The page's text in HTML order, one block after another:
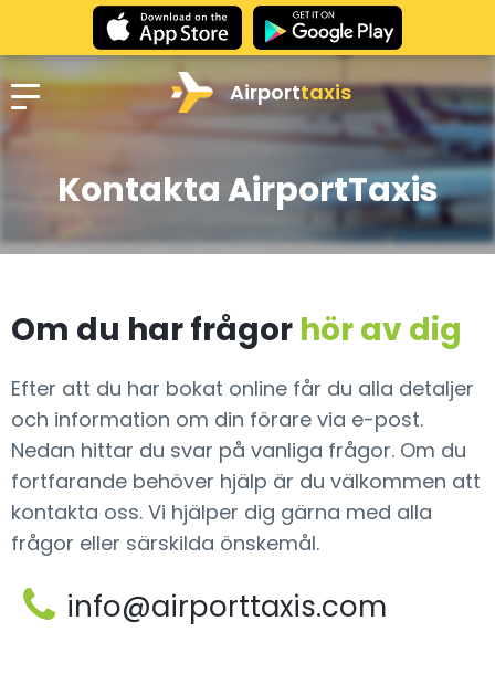
Airporttaxis
Kontakta AirportTaxis
Om du har frågor hör av dig
Efter att du har bokat online får du alla detaljer
och information om din förare via e-post.
Nedan hittar du svar på vanliga frågor. Om du
fortfarande behöver hjälp är du välkommen att
kontakta oss. Vi hjälper dig gärna med alla
frågor eller särskilda önskemål.
info@airporttaxis.com